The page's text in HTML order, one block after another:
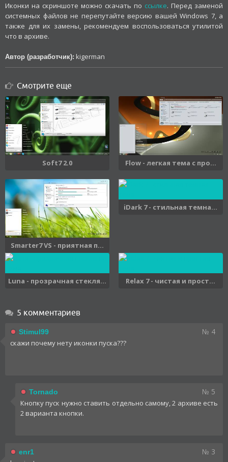
Иконки на скриншоте можно скачать по ссылке. Перед заменой
системных файлов не перепутайте версию вашей Windows 7, а
также для их замены, рекомендуем воспользоваться утилитой
что в архиве.
Автор (разработчик): kigerman
Смотрите еще
Soft7 2.0 Flow - легкая тема с про...
Smarter7 VS - приятная п...
iDark 7 - стильная темна...
Luna - прозрачная стекля... Relax 7 - чистая и прост...
5 комментариев
Stimul99 № 4
скажи почему нету иконки пуска???
Tornado № 5
Кнопку пуск нужно ставить отдельно самому, 2 архиве есть
2 варианта кнопки.
enr1 № 3